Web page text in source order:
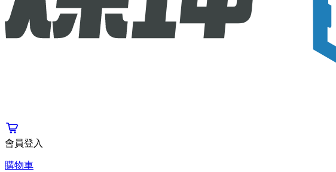
會員登入
購物車